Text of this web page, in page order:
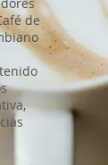
de